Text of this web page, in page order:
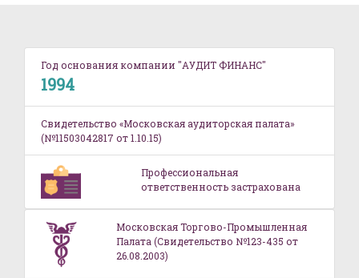
Год основания компании "АУДИТ ФИНАНС"
1994
Свидетельство «Московская аудиторская палата»
(№11503042817 от 1.10.15)
Профессиональная
ответственность застрахована
Московская Торгово-Промышленная
Палата (Свидетельство №123-435 от
26.08.2003)